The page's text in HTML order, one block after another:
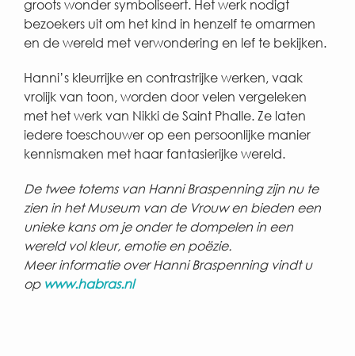
groots wonder symboliseert. Het werk nodigt
bezoekers uit om het kind in henzelf te omarmen
en de wereld met verwondering en lef te bekijken.
Hanni’s kleurrijke en contrastrijke werken, vaak
vrolijk van toon, worden door velen vergeleken
met het werk van Nikki de Saint Phalle. Ze laten
iedere toeschouwer op een persoonlijke manier
kennismaken met haar fantasierijke wereld.
De twee totems van Hanni Braspenning zijn nu te
zien in het Museum van de Vrouw en bieden een
unieke kans om je onder te dompelen in een
wereld vol kleur, emotie en poëzie.
Meer informatie over Hanni Braspenning vindt u
op www.habras.nl